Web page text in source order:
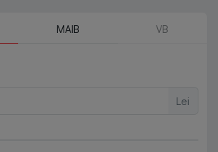
MAIB VB
Lei